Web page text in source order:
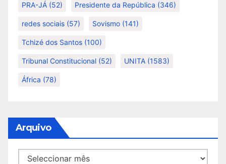
PRA-JÁ (52) Presidente da República (346)
redes sociais (57) Sovismo (141)
Tchizé dos Santos (100)
Tribunal Constitucional (52) UNITA (1583)
África (78)
Arquivo
Arquivo